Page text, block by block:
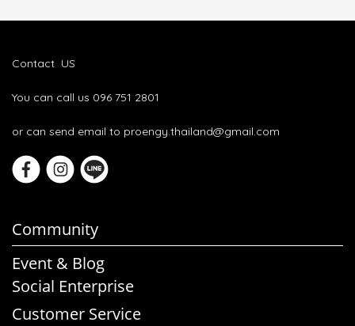
Contact US
You can call us 096 751 2801
or can send email to proengy.thailand@gmail.com
Community
Event & Blog
Social Enterprise
Customer Service